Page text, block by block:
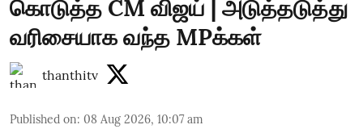
கொடுத்த CM விஜய் | அடுத்தடுத்து
வரிசையாக வந்த MPக்கள்
thanthitv
Published on: 08 Aug 2026, 10:07 am